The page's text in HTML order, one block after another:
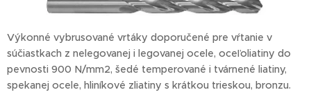
Výkonné vybrusované vrtáky doporučené pre vŕtanie v
súčiastkach z nelegovanej i legovanej ocele, oceľoliatiny do
pevnosti 900 N/mm2, šedé temperované i tvárnené liatiny,
spekanej ocele, hliníkové zliatiny s krátkou trieskou, bronzu.